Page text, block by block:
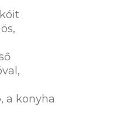
a konyha